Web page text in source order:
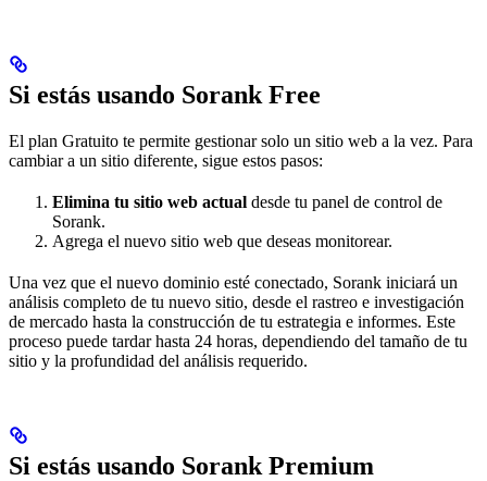
Si estás usando Sorank Free
El plan Gratuito te permite gestionar solo un sitio web a la vez. Para
cambiar a un sitio diferente, sigue estos pasos:
Elimina tu sitio web actual desde tu panel de control de
Sorank.
Agrega el nuevo sitio web que deseas monitorear.
Una vez que el nuevo dominio esté conectado, Sorank iniciará un
análisis completo de tu nuevo sitio, desde el rastreo e investigación
de mercado hasta la construcción de tu estrategia e informes. Este
proceso puede tardar hasta 24 horas, dependiendo del tamaño de tu
sitio y la profundidad del análisis requerido.
Si estás usando Sorank Premium